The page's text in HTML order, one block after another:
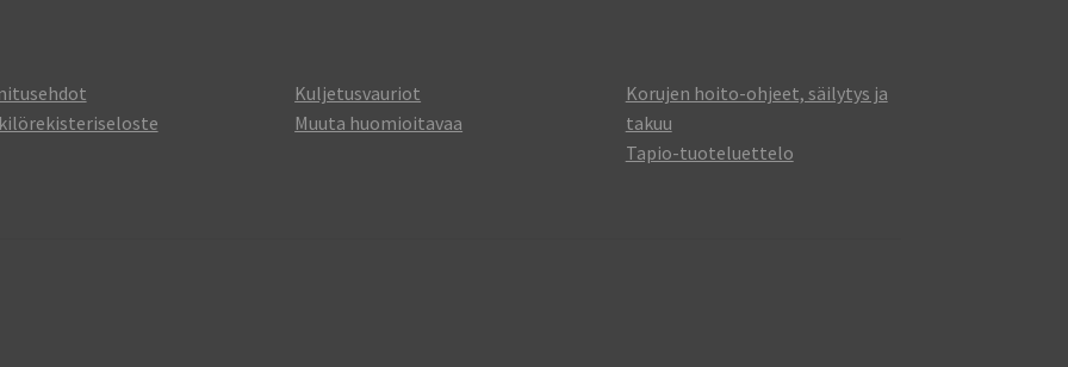
Kuljetusvauriot
Muuta huomioitavaa
Korujen hoito-ohjeet, säilytys ja
takuu
Tapio-tuoteluettelo